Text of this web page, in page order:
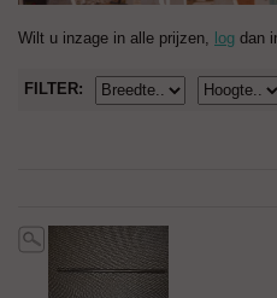
Wilt u inzage in alle prijzen, log dan
FILTER: